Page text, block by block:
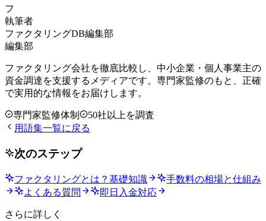
フ
執筆者
ファクタリングDB編集部
編集部
ファクタリング会社を徹底比較し、中小企業・個人事業主の
資金調達を支援するメディアです。専門家監修のもと、正確
で実用的な情報をお届けします。
専門家監修体制
50社以上を調査
用語集一覧に戻る
次のステップ
ファクタリングとは？基礎知識
手数料の相場と仕組み
よくある質問
即日入金対応
さらに詳しく